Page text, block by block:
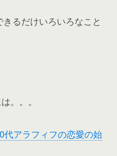
るだけいろいろなこと
。。。
アラフィフの恋愛の始